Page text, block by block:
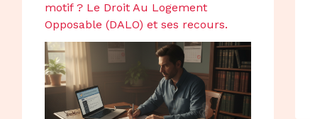
motif ? Le Droit Au Logement
Opposable (DALO) et ses recours.